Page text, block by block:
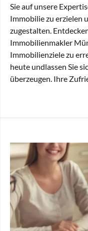
Sie auf unsere
Immobilie zu erzielen
zugestalten.
Immobilienmakler
Immobilienziele zu
heute undlassen Sie
überzeugen. Ihre